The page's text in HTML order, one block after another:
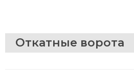
Откатные ворота